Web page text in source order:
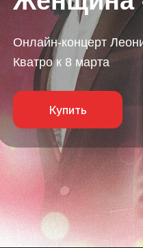
Онлайн-концерт
Кватро к 8 марта
Купить